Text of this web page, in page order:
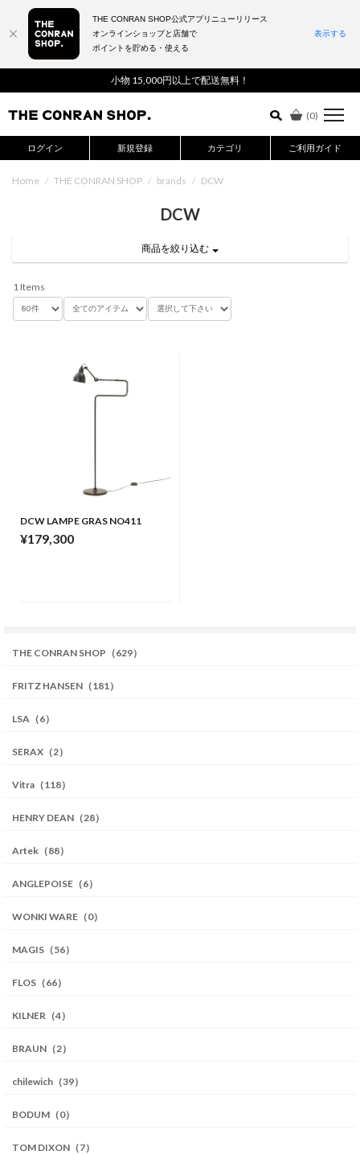
小物 15,000円以上で配送無料！
(0)
ログイン 新規登録 カテゴリ ご利用ガイド
詳細検索はこちら
Home / THE CONRAN SHOP / brands / DCW
DCW
商品を絞り込む
1 Items
DCW LAMPE GRAS NO411
¥179,300
THE CONRAN SHOP（629）
FRITZ HANSEN（181）
LSA（6）
SERAX（2）
Vitra（118）
HENRY DEAN（28）
Artek（88）
ANGLEPOISE（6）
WONKI WARE（0）
MAGIS（56）
FLOS（66）
KILNER（4）
BRAUN（2）
chilewich（39）
BODUM（0）
TOM DIXON（7）
THE CONRAN SHOP公式アプリニューリリース
オンラインショップと店舗で
ポイントを貯める・使える
表示する